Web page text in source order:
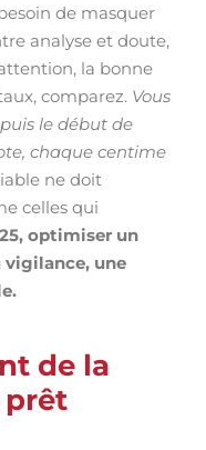
de masquer
analyse et doute,
la bonne
comparez. Vous
le début de
chaque centime
ne doit
celles qui
optimiser un
vigilance, une
de la
prêt